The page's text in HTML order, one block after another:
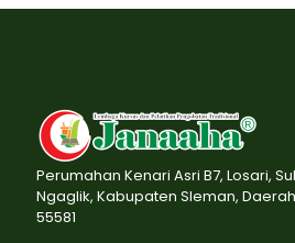
Perumahan Kenari Asri B7, Losari,
Ngaglik, Kabupaten Sleman,
55581